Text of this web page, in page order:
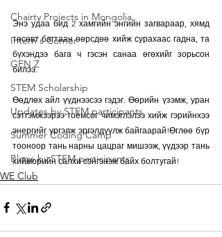
Chairty Projects in Mongolia
Intern's Corner
GEN Z
STEM Scholarship
Updates by STEM participants
Summer Coding Camp
Blogs by STEM participants
Энэ удаа бид 2 хамгийн энгийн загвараар, хямд
төсөвт багтаан өөрсдөө хийж сурахаас гадна, та
бүхэндээ бага ч гэсэн санаа өгөхийг зорьсон
билээ.
Өөдлөх айл үүднээсээ гэдэг. Өөрийн үзэмж, уран
сэтгэмжээрээ гоёмсог чимэглэлээ хийж гэрийнхээ
энергийг үргэлж эргэлдүүлж байгаарай!Өглөө бүр
тооноор тань нарны цацраг мишээж, үүдээр тань
хийморийн салхи сэнгэнэж байх болтугай!
WE Club